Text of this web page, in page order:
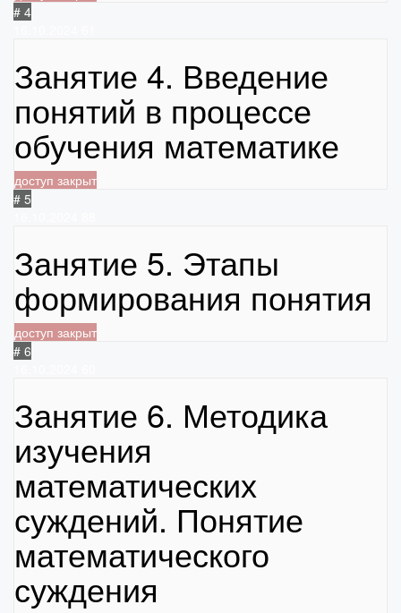
# 4
Занятие 4. Введение
понятий в процессе
обучения математике
доступ закрыт
# 5
Занятие 5. Этапы
формирования понятия
доступ закрыт
# 6
Занятие 6. Методика
изучения
математических
суждений. Понятие
математического
суждения